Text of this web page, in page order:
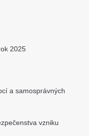
2025
a samosprávných
vzniku